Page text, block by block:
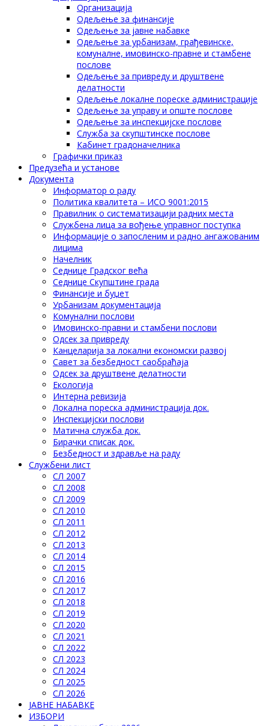
Организација
Одељење за финансије
Одељење за јавне набавке
Одељење за урбанизам, грађевинске,
комуналне, имовинско-правне и стамбене
послове
Одељење за привреду и друштвене
делатности
Одељење локалне пореске администрације
Одељење за управу и опште послове
Одељење за инспекцијске послове
Служба за скупштинске послове
Кабинет градоначелника
Графички приказ
Предузећа и установе
Документа
Информатор о раду
Политика квалитета – ИСО 9001:2015
Правилник о систематизацији радних места
Службена лица за вођење управног поступка
Информације о запосленим и радно ангажованим
лицима
Начелник
Седнице Градског већа
Седнице Скупштине града
Финансије и буџет
Урбанизам документација
Комунални послови
Имовинско-правни и стамбени послови
Одсек за привреду
Канцеларија за локални економски развој
Савет за безбедност саобраћаја
Одсек за друштвене делатности
Eкологија
Интерна ревизија
Локална пореска администрација док.
Инспекцијски послови
Матична служба док.
Бирачки списак док.
Безбедност и здравље на раду
Службени лист
СЛ 2007
СЛ 2008
СЛ 2009
СЛ 2010
СЛ 2011
СЛ 2012
СЛ 2013
СЛ 2014
СЛ 2015
СЛ 2016
СЛ 2017
СЛ 2018
СЛ 2019
СЛ 2020
СЛ 2021
СЛ 2022
СЛ 2023
СЛ 2024
СЛ 2025
СЛ 2026
ЈАВНЕ НАБАВКЕ
ИЗБОРИ